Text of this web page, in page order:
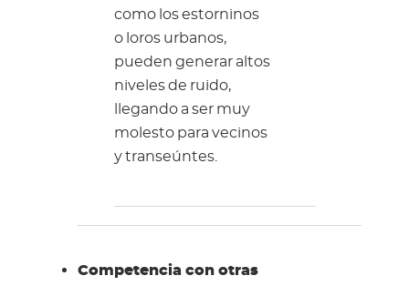
como los estorninos
o loros urbanos,
pueden generar altos
niveles de ruido,
llegando a ser muy
molesto para vecinos
y transeúntes.
Competencia con otras